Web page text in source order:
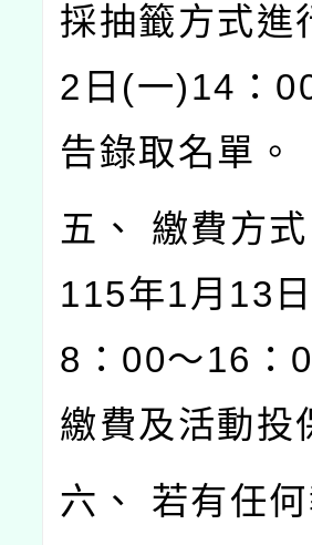
採抽籤方式進
2日(一)14：
告錄取名單。
五、 繳費方
115年1月13
8：00～16：
繳費及活動投
六、 若有任